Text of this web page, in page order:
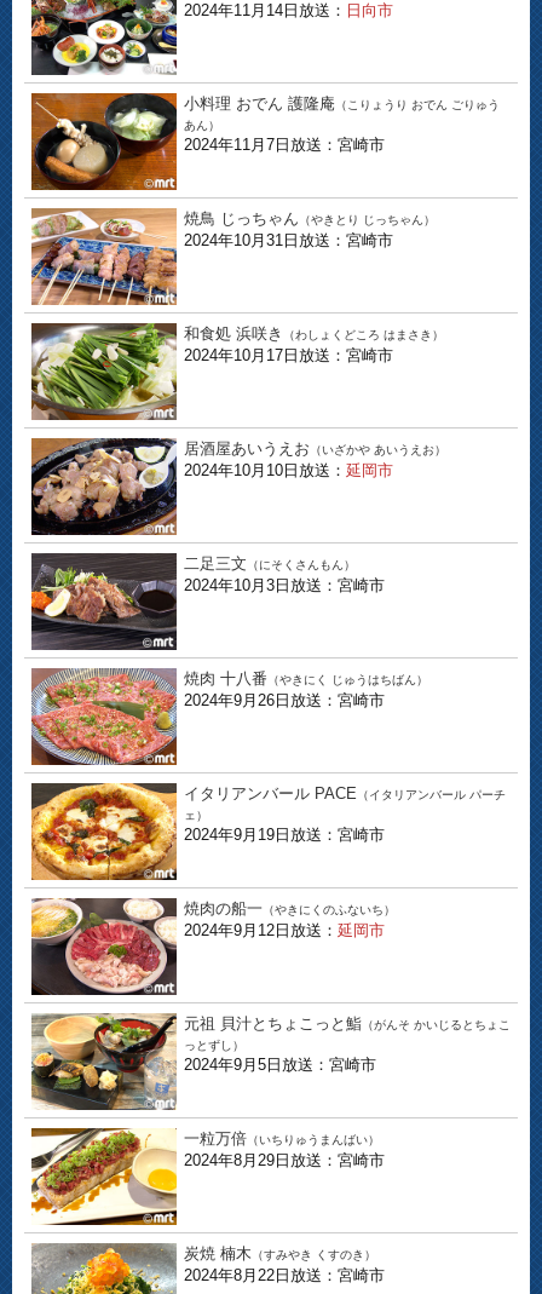
2024年11月14日放送： 日向市
小料理 おでん 護隆庵 （こりょうり おでん ごりゅう
あん）
2024年11月7日放送：宮崎市
焼鳥 じっちゃん （やきとり じっちゃん）
2024年10月31日放送：宮崎市
和食処 浜咲き （わしょくどころ はまさき）
2024年10月17日放送：宮崎市
居酒屋あいうえお （いざかや あいうえお）
2024年10月10日放送： 延岡市
二足三文 （にそくさんもん）
2024年10月3日放送：宮崎市
焼肉 十八番 （やきにく じゅうはちばん）
2024年9月26日放送：宮崎市
イタリアンバール PACE （イタリアンバール パーチ
ェ）
2024年9月19日放送：宮崎市
焼肉の船一 （やきにくのふないち）
2024年9月12日放送： 延岡市
元祖 貝汁とちょこっと鮨 （がんそ かいじるとちょこ
っとずし）
2024年9月5日放送：宮崎市
一粒万倍 （いちりゅうまんばい）
2024年8月29日放送：宮崎市
炭焼 楠木 （すみやき くすのき）
2024年8月22日放送：宮崎市